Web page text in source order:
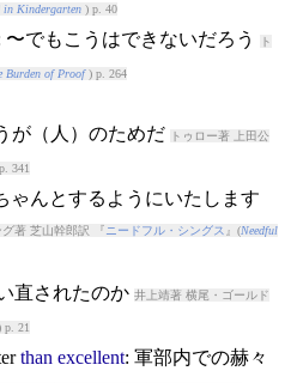
in Kindergarten) p. 40
〜でもこうはできないだろう ト
Burden of Proof) p. 264
が（人）のためだ トゥロー著 上田公
341
ゃんとするようにいたします
著 芝山幹郎訳 『 ニードフル・シングス 』(Needful
直されたのか 井上靖著 横尾・ゴールド
21
than excellent: 軍部内での赫々